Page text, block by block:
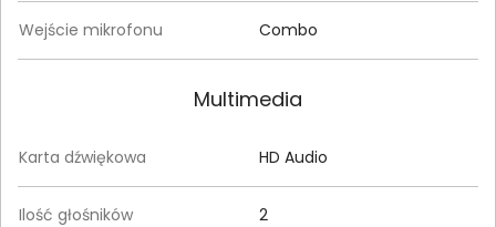
Wejście mikrofonu Combo
Multimedia
Karta dźwiękowa HD Audio
Ilość głośników 2